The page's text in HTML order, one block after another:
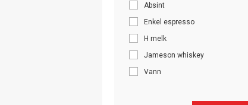
Absint
Enkel espresso
H melk
Jameson whiskey
Vann